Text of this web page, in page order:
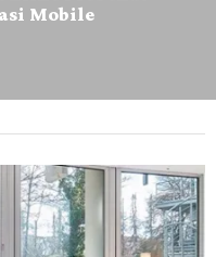
Mobile